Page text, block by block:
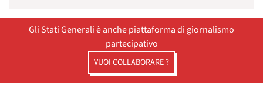
Gli Stati Generali è anche piattaforma di giornalismo
partecipativo
VUOI COLLABORARE ?